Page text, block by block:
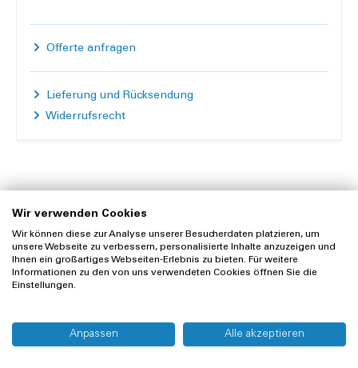
Offerte anfragen
Lieferung und Rücksendung
Widerrufsrecht
Zubehör
Wir verwenden Cookies
Wir können diese zur Analyse unserer Besucherdaten platzieren, um
unsere Webseite zu verbessern, personalisierte Inhalte anzuzeigen und
Ihnen ein großartiges Webseiten-Erlebnis zu bieten. Für weitere
Informationen zu den von uns verwendeten Cookies öffnen Sie die
Einstellungen.
Anpassen Alle akzeptieren